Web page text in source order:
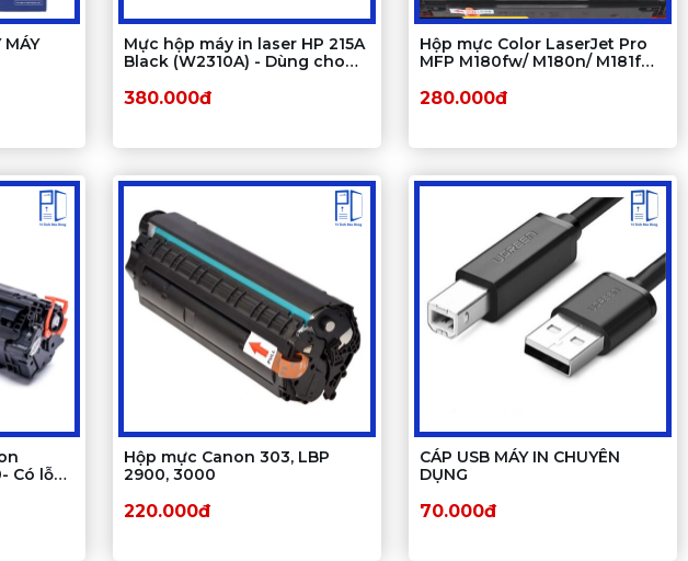
MÁY
Mực hộp máy in laser HP 215A
Black (W2310A) - Dùng cho
380.000đ
Hộp mực Color LaserJet Pro
MFP M180fw/ M180n/ M181fw/
280.000đ
Có lỗ
Hộp mực Canon 303, LBP
2900, 3000
220.000đ
CÁP USB MÁY IN CHUYÊN
DỤNG
70.000đ